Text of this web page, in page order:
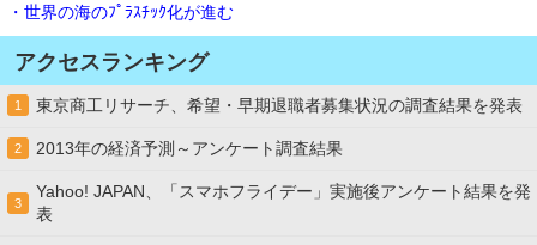
・世界の海のﾌﾟﾗｽﾁｯｸ化が進む
アクセスランキング
1 東京商工リサーチ、希望・早期退職者募集状況の調査結果を発表
2 2013年の経済予測～アンケート調査結果
3
Yahoo! JAPAN、「スマホフライデー」実施後アンケート結果を発
表